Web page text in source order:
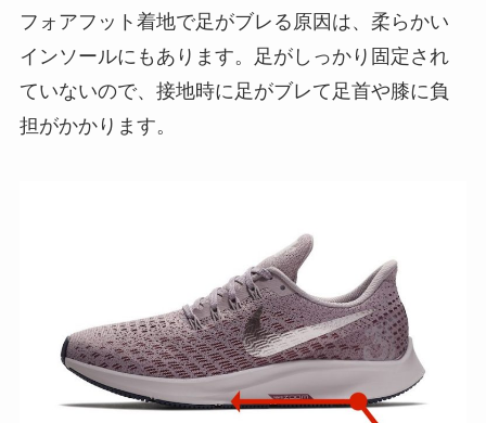
フォアフット着地で足がブレる原因は、柔らかい
インソールにもあります。足がしっかり固定され
ていないので、接地時に足がブレて足首や膝に負
担がかかります。